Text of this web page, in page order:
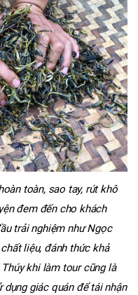
toàn, sao tay, rút khô
đem đến cho khách
trải nghiệm như Ngọc
liệu, đánh thức khả
khi làm tour cũng là
dụng giác quán để tái nhận